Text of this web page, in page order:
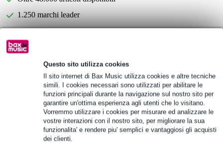
Questo sito utilizza cookies
Il sito internet di Bax Music utilizza cookies e altre tecniche
simili. I cookies necessari sono utilizzati per abilitare le
funzioni principali durante la navigazione sul nostro sito per
garantire un'ottima esperienza agli utenti che lo visitano.
Vorremmo utilizzare i cookies per misurare ed analizzare le
vostre interazioni con il nostro sito, per migliorare la sua
funzionalita' e rendere piu' semplici e vantaggiosi gli acquisti
dei clienti.
1.250 marchi leader
5,55 € di premio
Informazioni sul prodotto
materiale idrorepellente e resistente in nylon 600-D con piastre in
gomma sul fondo
maniglie di trasporto rinforzate con chiusura di sicurezza